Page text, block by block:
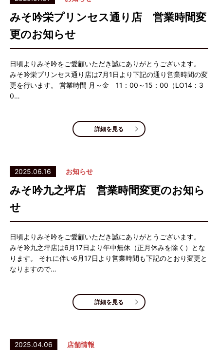
みそ吟栄プリンセス通り店 営業時間変
更のお知らせ
日頃よりみそ吟をご愛顧いただき誠にありがとうございます。
みそ吟栄プリンセス通り店は7月1日より下記の通り営業時間の変
更を行います。 営業時間 月～金 11：00～15：00（LO14：3
0…
詳細を見る
2025.06.16 お知らせ
みそ吟九之坪店 営業時間変更のお知ら
せ
日頃よりみそ吟をご愛顧いただき誠にありがとうございます。
みそ吟九之坪店は6月17日より年中無休（正月休みを除く）とな
ります。 それに伴い6月17日より営業時間も下記のとおり変更と
なりますので…
詳細を見る
2025.04.06 店舗情報